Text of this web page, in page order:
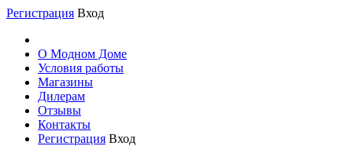
Регистрация Вход
О Модном Доме
Условия работы
Магазины
Дилерам
Отзывы
Контакты
Регистрация Вход